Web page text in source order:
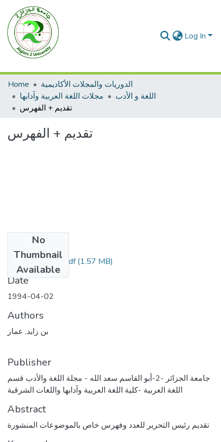
Log In
Home
الدوريات والمجلات الأكاديمية
مجلات اللغة العربية وآدابها
اللغة و الأدب
تقديم + الفهرس
تقديم + الفهرس
No
Thumbnail
Available
تقديم-+-الفهرس.pdf(1.57 MB)
Date
1994-04-02
Authors
بن زايد, عمار
Publisher
جامعة الجزائر -2-أبو القاسم سعد الله - مجلة اللغة والأدب قسم
اللغة العربية -كلية اللغة العربية وآدابها واللغات الشرقية
Abstract
تقديم رئيس التحرير للعدد وفهرس خاص بالموضوعات المنشورة